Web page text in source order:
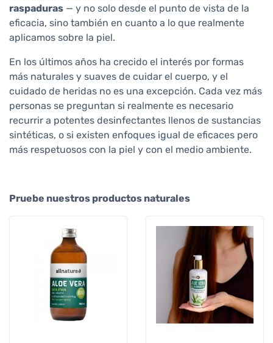
raspaduras — y no solo desde el punto de vista de la
eficacia, sino también en cuanto a lo que realmente
aplicamos sobre la piel.
En los últimos años ha crecido el interés por formas
más naturales y suaves de cuidar el cuerpo, y el
cuidado de heridas no es una excepción. Cada vez más
personas se preguntan si realmente es necesario
recurrir a potentes desinfectantes llenos de sustancias
sintéticas, o si existen enfoques igual de eficaces pero
más respetuosos con la piel y con el medio ambiente.
Pruebe nuestros productos naturales